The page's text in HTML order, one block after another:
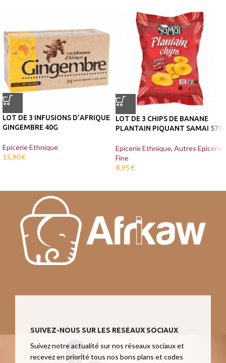
LOT DE 3 INFUSIONS D’AFRIQUE
GINGEMBRE 40G
Epicerie Ethnique
15,90€
LOT DE 3 CHIPS DE BANANE
PLANTAIN PIQUANT SAMAI 57G
Epicerie Ethnique, Autres Epicerie
Fine
8,95€
SUIVEZ-NOUS SUR LES RESEAUX SOCIAUX
Suivez notre actualité sur nos réseaux sociaux et
recevez en priorité tous nos bons plans et codes